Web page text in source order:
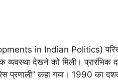
in Indian Politics)
देखने को मिली। प्रारंभिक
प्रणाली” कहा गया। 1990 का